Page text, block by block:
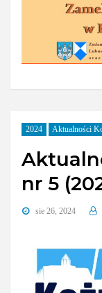
2024 Aktualności
nr 5
sie 26, 2024